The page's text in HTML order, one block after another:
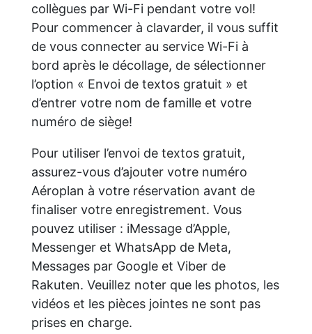
collègues par Wi-Fi pendant votre vol!
Pour commencer à clavarder, il vous suffit
de vous connecter au service Wi-Fi à
bord après le décollage, de sélectionner
l’option « Envoi de textos gratuit » et
d’entrer votre nom de famille et votre
numéro de siège!
Pour utiliser l’envoi de textos gratuit,
assurez-vous d’ajouter votre numéro
Aéroplan à votre réservation avant de
finaliser votre enregistrement. Vous
pouvez utiliser : iMessage d’Apple,
Messenger et WhatsApp de Meta,
Messages par Google et Viber de
Rakuten. Veuillez noter que les photos, les
vidéos et les pièces jointes ne sont pas
prises en charge.